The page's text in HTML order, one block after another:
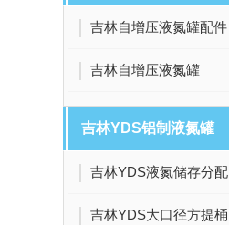
吉林自增压液氮罐配件 阀压力表截止阀
吉林自增压液氮罐
吉林YDS铝制液氮罐
吉林YDS液氮储存分配系列液氮罐
吉林YDS大口径方提桶系列液氮罐